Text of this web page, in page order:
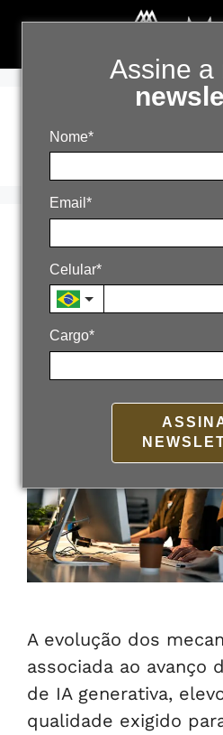
Assine a
Nome*
Email*
Celular*
Cargo*
IA
A nova era
6 de julho de 2026
A evolução dos
associada ao avanço
de IA generativa,
qualidade exigido